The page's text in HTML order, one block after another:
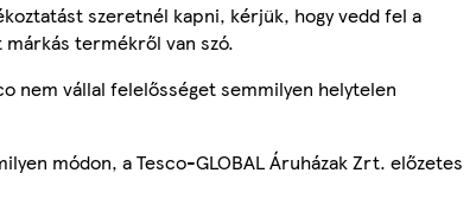
szeretnél kapni, kérjük, hogy vedd fel a
márkás termékről van szó.
nem vállal felelősséget semmilyen helytelen
módon, a Tesco-GLOBAL Áruházak Zrt. előzetes